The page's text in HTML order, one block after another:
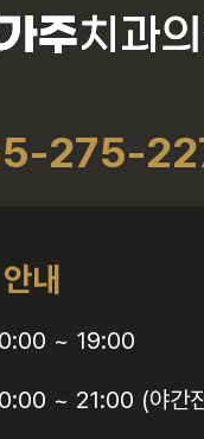
275-
내
~ 19:00
~ 21:00 (야간